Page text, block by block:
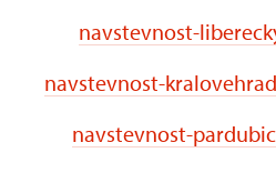
navstevnost-
navstevnost-
navstevnost-